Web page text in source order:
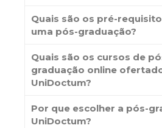
Quais são os pré-
uma pós-graduação?
Quais são os cursos de
graduação online
UniDoctum?
Por que escolher a pós-
UniDoctum?